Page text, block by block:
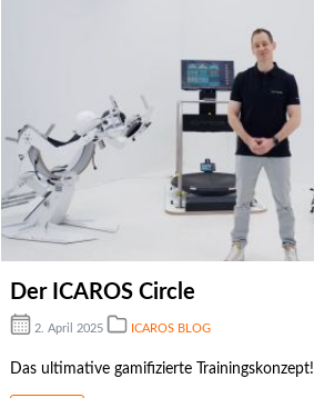
Der ICAROS Circle
2. April 2025 ICAROS BLOG
Das ultimative gamifizierte Trainingskonzept!